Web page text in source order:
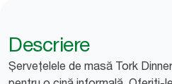
Descriere
Șervețelele de masă Tork